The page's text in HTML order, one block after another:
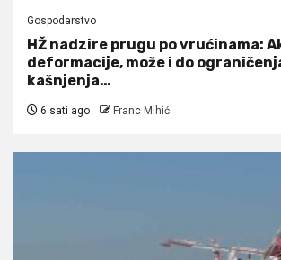
Gospodarstvo
HŽ nadzire prugu po vrućinama:
deformacije, može i do
kašnjenja…
6 sati ago Franc Mihić